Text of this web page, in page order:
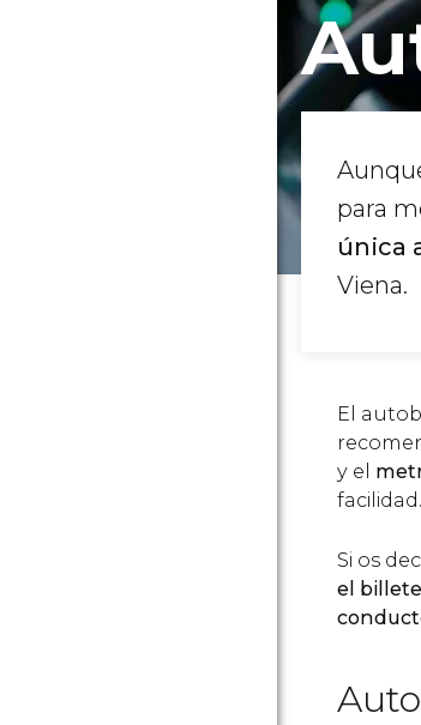
para
única
Viena.
El
y el
facilidad.
Si os
el